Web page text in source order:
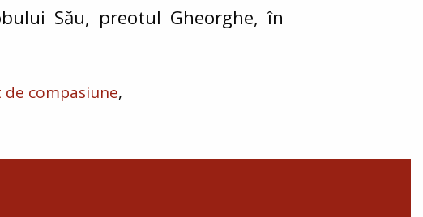
Său, preotul Gheorghe, în
de compasiune